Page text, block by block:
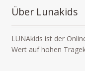
Über Lunakids
LUNAkids ist der
Wert auf hohen